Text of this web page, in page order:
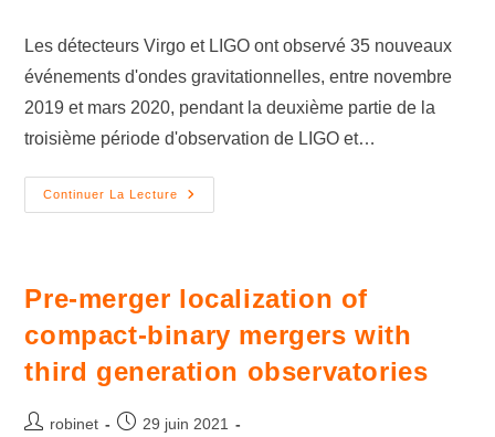
Les détecteurs Virgo et LIGO ont observé 35 nouveaux
événements d'ondes gravitationnelles, entre novembre
2019 et mars 2020, pendant la deuxième partie de la
troisième période d'observation de LIGO et…
Continuer La Lecture
Pre-merger localization of
compact-binary mergers with
third generation observatories
robinet
29 juin 2021